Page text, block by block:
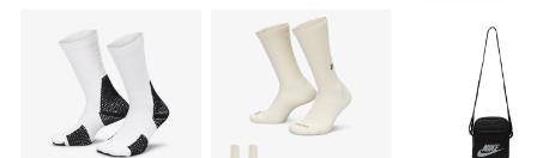
3 期 0 利率 每期 21家銀行
合作金庫商業銀行
第一商業銀行
華南商業銀行
彰化商業銀行
上海商業儲蓄銀行
Apple Pay